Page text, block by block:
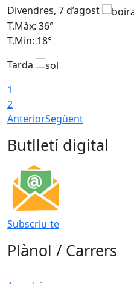
Divendres, 7 d’agost
T.Màx: 36°
T.Min: 18°
Tarda
1
2
AnteriorSegüent
Butlletí digital
Subscriu-te
Plànol / Carrers